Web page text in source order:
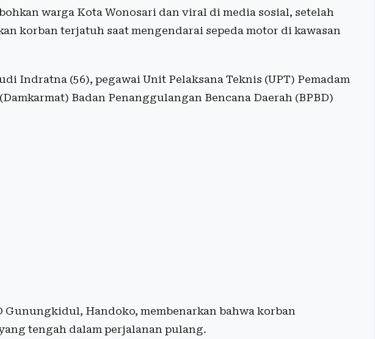
warga Kota Wonosari dan viral di media sosial, setelah
korban terjatuh saat mengendarai sepeda motor di kawasan
Indratna (56), pegawai Unit Pelaksana Teknis (UPT) Pemadam
Badan Penanggulangan Bencana Daerah (BPBD)
Gunungkidul, Handoko, membenarkan bahwa korban
tengah dalam perjalanan pulang.